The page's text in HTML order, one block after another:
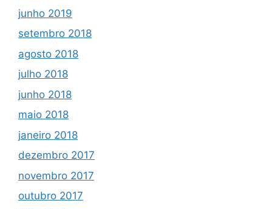
junho 2019
setembro 2018
agosto 2018
julho 2018
junho 2018
maio 2018
janeiro 2018
dezembro 2017
novembro 2017
outubro 2017